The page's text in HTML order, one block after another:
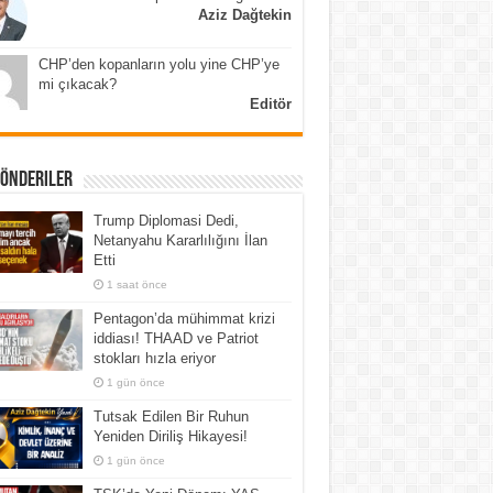
Aziz Dağtekin
CHP’den kopanların yolu yine CHP’ye
mi çıkacak?
Editör
Trump Diplomasi Dedi,
Netanyahu Kararlılığını İlan
Etti
1 saat önce
Pentagon’da mühimmat krizi
iddiası! THAAD ve Patriot
stokları hızla eriyor
1 gün önce
Tutsak Edilen Bir Ruhun
Yeniden Diriliş Hikayesi!
1 gün önce